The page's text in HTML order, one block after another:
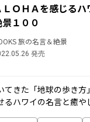
ＬＯＨＡを感じる
１００
旅の名言＆絶景
発売
てきた「地球の歩き方
るハワイの名言と癒や